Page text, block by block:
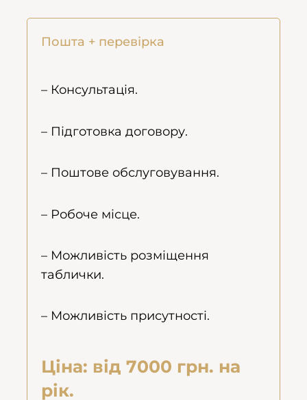
Пошта + перевірка
– Консультація.
– Підготовка договору.
– Поштове обслуговування.
– Робоче місце.
– Можливість розміщення
таблички.
– Можливість присутності.
Ціна: від 7000 грн. на
рік.